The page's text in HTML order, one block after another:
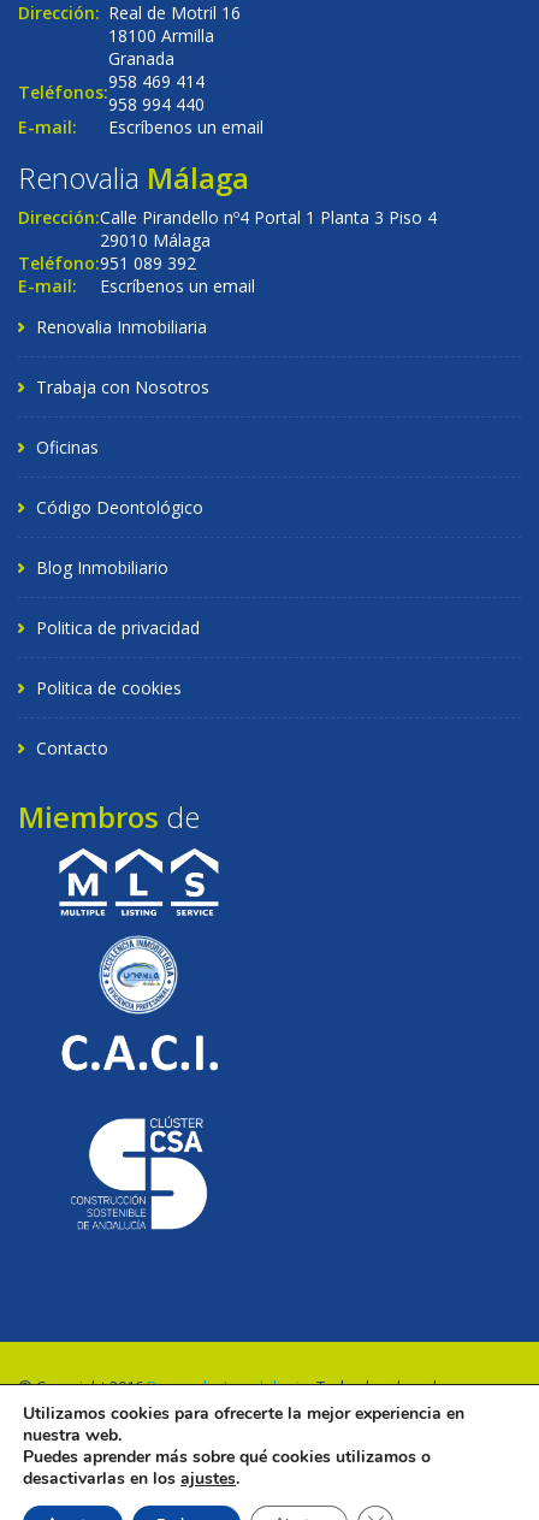
Dirección: Real de Motril 16
18100 Armilla
Granada
Teléfonos:958 469 414
958 994 440
E-mail:
Escríbenos un email
Renovalia Málaga
Dirección:Calle Pirandello nº4 Portal 1 Planta 3 Piso 4
29010 Málaga
Teléfono:951 089 392
E-mail:
Escríbenos un email
Renovalia Inmobiliaria
Trabaja con Nosotros
Oficinas
Código Deontológico
Blog Inmobiliario
Politica de privacidad
Politica de cookies
Contacto
Miembros de
© Copyright 2016Renovalia Inmobiliaria. Todos los derechos
reservados.
Utilizamos cookies para ofrecerte la mejor experiencia en
nuestra web.
Puedes aprender más sobre qué cookies utilizamos o
desactivarlas en los ajustes.